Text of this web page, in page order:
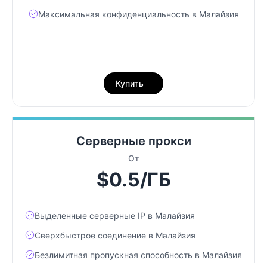
Максимальная конфиденциальность в Малайзия
Купить
Серверные прокси
От
$0.5/ГБ
Выделенные серверные IP в Малайзия
Сверхбыстрое соединение в Малайзия
Безлимитная пропускная способность в Малайзия